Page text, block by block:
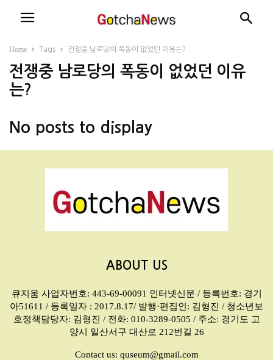
Home Tags 전쟁중 남로당의 폭동이 없었던 이유는?
전쟁중 남로당의 폭동이 없었던 이유
는?
No posts to display
ABOUT US
큐지움 사업자번호: 443-69-00091 인터넷신문 / 등록번호: 경기
아51611 / 등록일자 : 2017.8.17/ 발행·편집인: 김형진 / 청소년보
호정책담당자: 김형진 / 전화: 010-3289-0505 / 주소: 경기도 고
양시 일산서구 대산로 212번길 26
Contact us: quseum@gmail.com